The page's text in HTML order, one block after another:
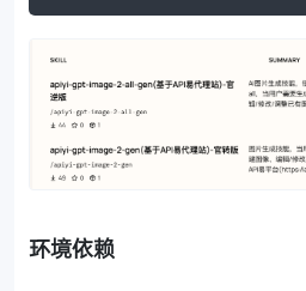
环境依赖